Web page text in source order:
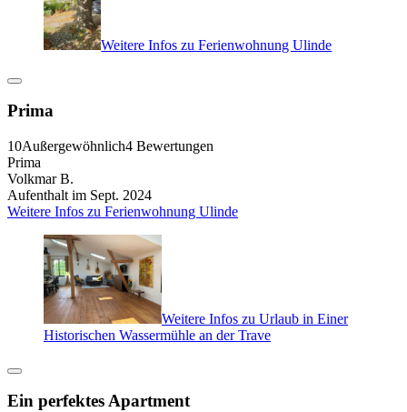
Weitere Infos zu Ferienwohnung Ulinde
Prima
10Außergewöhnlich4 Bewertungen
Prima
Volkmar B.
Aufenthalt im Sept. 2024
Weitere Infos zu Ferienwohnung Ulinde
Weitere Infos zu Urlaub in Einer
Historischen Wassermühle an der Trave
Ein perfektes Apartment